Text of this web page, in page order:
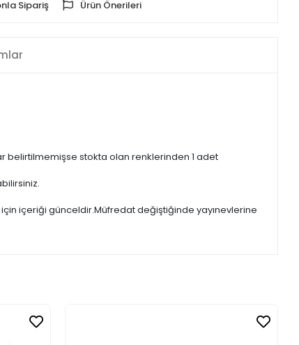
Sipariş Ürün Önerileri
belirtilmemişse stokta olan renklerinden 1 adet
içeriği günceldir.Müfredat değiştiğinde yayınevlerine